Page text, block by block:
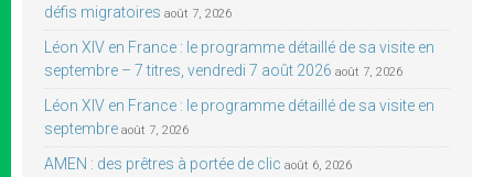
défis migratoires août 7, 2026
Léon XIV en France : le programme détaillé de sa visite en
septembre – 7 titres, vendredi 7 août 2026 août 7, 2026
Léon XIV en France : le programme détaillé de sa visite en
septembre août 7, 2026
AMEN : des prêtres à portée de clic août 6, 2026